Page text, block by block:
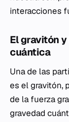
interacciones
El gravitón
cuántica
Una de las
es el gravitón,
de la fuerza
gravedad